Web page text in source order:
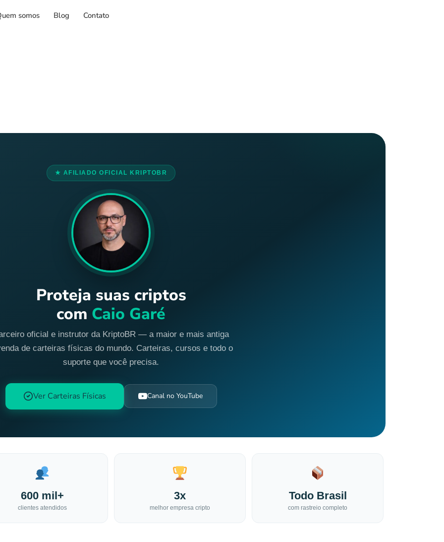
somos Blog Contato
★ AFILIADO OFICIAL KRIPTOBR
Proteja suas criptos
com Caio Garé
oficial e instrutor da KriptoBR — a maior e mais antiga
de carteiras físicas do mundo. Carteiras, cursos e todo o
suporte que você precisa.
Ver Carteiras Físicas Canal no YouTube
600 mil+
clientes atendidos
3x
melhor empresa cripto
Todo Brasil
com rastreio completo